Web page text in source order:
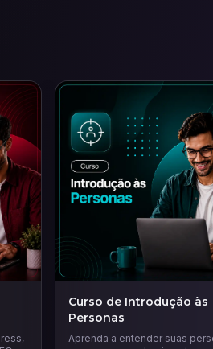
Curso de Introdução às
Personas
Aprenda a entender suas